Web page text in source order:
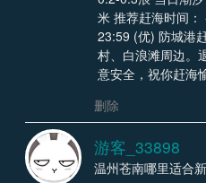
米 推荐赶海时间
23:59 (优) 防城港
村、白浪滩周边。
意安全，祝你赶海
删除
游客_33898
温州苍南哪里适合